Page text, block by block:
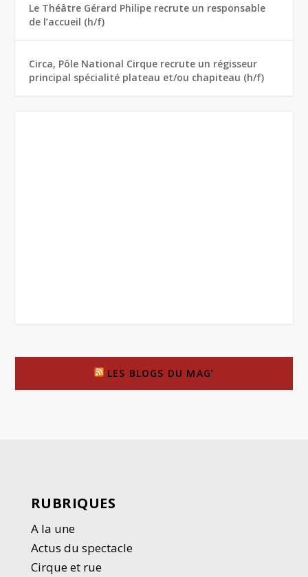
Le Théâtre Gérard Philipe recrute un responsable
de l’accueil (h/f)
Circa, Pôle National Cirque recrute un régisseur
principal spécialité plateau et/ou chapiteau (h/f)
LES BLOGS DU MAG’
RUBRIQUES
A la une
Actus du spectacle
Cirque et rue